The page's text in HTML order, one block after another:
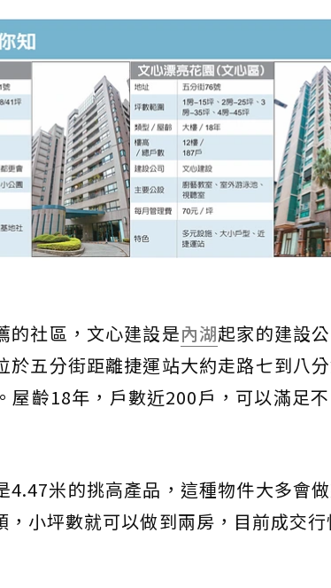
的社區，文心建設是內湖起家的建設
於五分街距離捷運站大約走路七到八
屋齡18年，戶數近200戶，可以滿足
米的挑高產品，這種物件大多會
，小坪數就可以做到兩房，目前成交